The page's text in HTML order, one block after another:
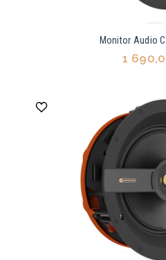
Monitor Audio
1